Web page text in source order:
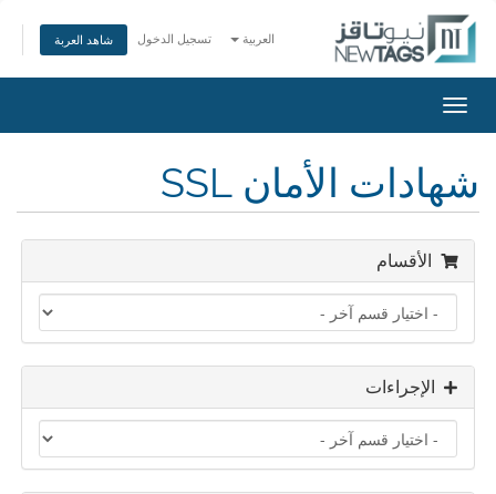
العربية تسجيل الدخول شاهد العربة
تبديل
التنقل
شهادات الأمان SSL
الأقسام
الإجراءات